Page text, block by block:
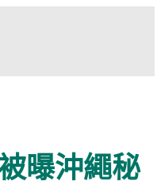
曝沖繩秘